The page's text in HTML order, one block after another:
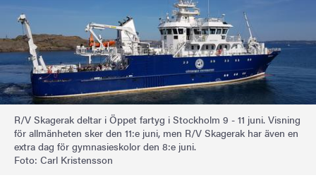
Om webbplatsen
R/V Skagerak deltar i Öppet fartyg i Stockholm 9 - 11 juni. Visning
för allmänheten sker den 11:e juni, men R/V Skagerak har även en
extra dag för gymnasieskolor den 8:e juni.
Foto: Carl Kristensson